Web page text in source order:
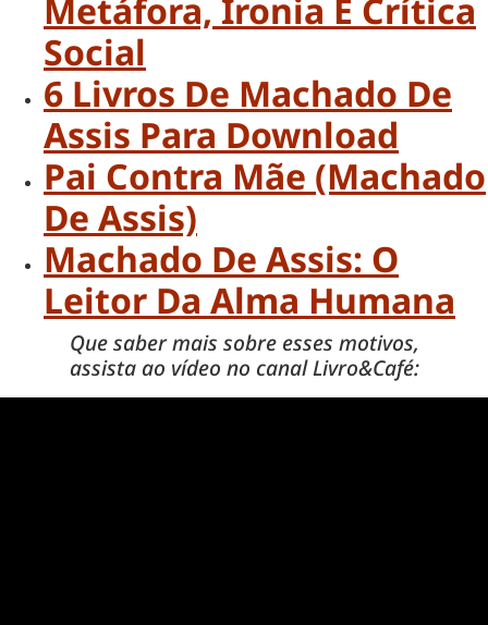
Metáfora, Ironia E Crítica
Social
6 Livros De Machado De
Assis Para Download
Pai Contra Mãe (Machado
De Assis)
Machado De Assis: O
Leitor Da Alma Humana
Que saber mais sobre esses motivos,
assista ao vídeo no canal Livro&Café: